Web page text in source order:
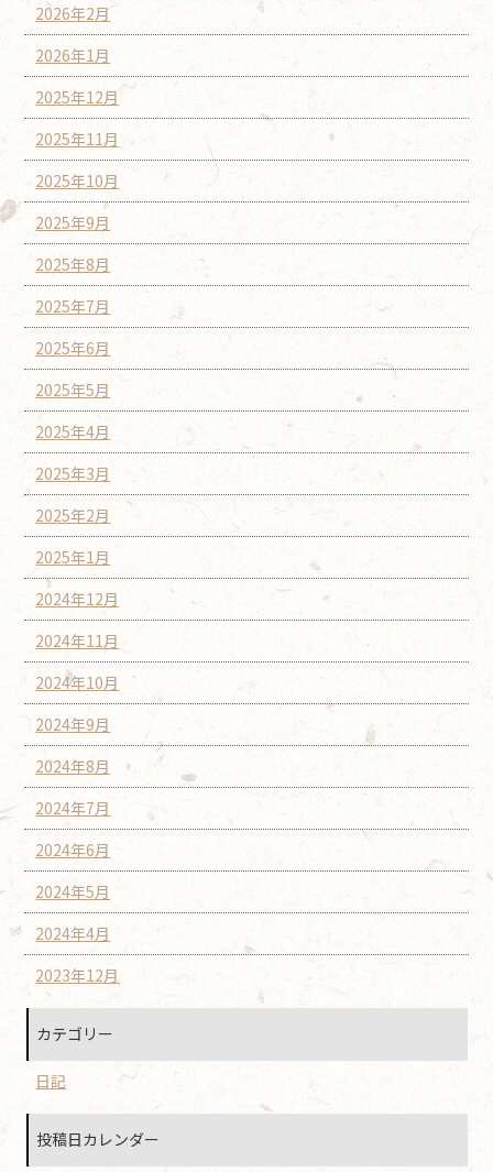
2026年2月
2026年1月
2025年12月
2025年11月
2025年10月
2025年9月
2025年8月
2025年7月
2025年6月
2025年5月
2025年4月
2025年3月
2025年2月
2025年1月
2024年12月
2024年11月
2024年10月
2024年9月
2024年8月
2024年7月
2024年6月
2024年5月
2024年4月
2023年12月
カテゴリー
日記
投稿日カレンダー